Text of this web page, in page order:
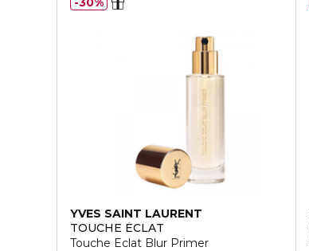
YVES SAINT LAURENT
TOUCHE ÉCLAT
Touche Eclat Blur Primer